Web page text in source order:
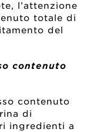
l’attenzione
totale di
del
contenuto
contenuto
di
ingredienti a